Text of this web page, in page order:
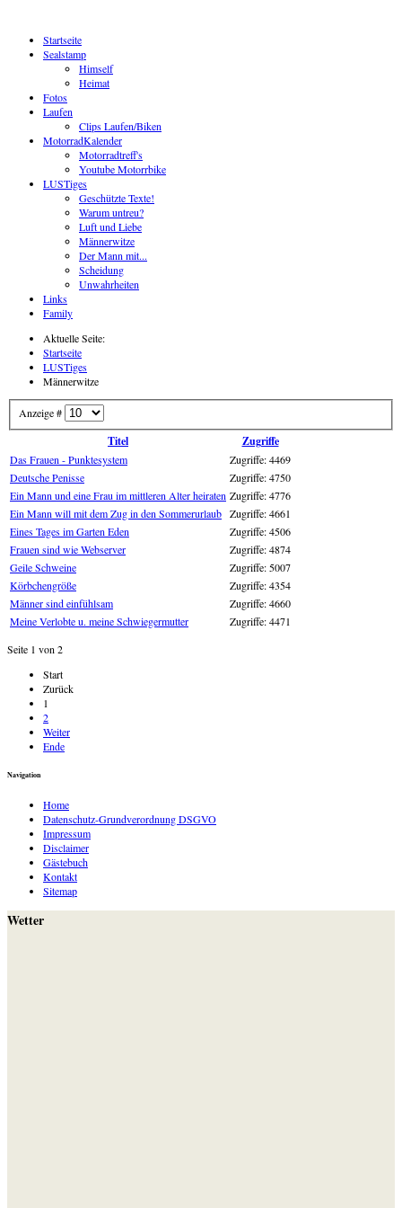
Startseite
Sealstamp
Himself
Heimat
Fotos
Laufen
Clips Laufen/Biken
MotorradKalender
Motorradtreff's
Youtube Motorrbike
LUSTiges
Geschützte Texte!
Warum untreu?
Luft und Liebe
Männerwitze
Der Mann mit...
Scheidung
Unwahrheiten
Links
Family
Aktuelle Seite:
Startseite
LUSTiges
Männerwitze
Anzeige #
Titel Zugriffe
Das Frauen - Punktesystem
Zugriffe: 4469
Deutsche Penisse
Zugriffe: 4750
Ein Mann und eine Frau im mittleren Alter heiraten Zugriffe: 4776
Ein Mann will mit dem Zug in den Sommerurlaub Zugriffe: 4661
Eines Tages im Garten Eden
Zugriffe: 4506
Frauen sind wie Webserver
Zugriffe: 4874
Geile Schweine
Zugriffe: 5007
Körbchengröße
Zugriffe: 4354
Männer sind einfühlsam
Zugriffe: 4660
Meine Verlobte u. meine Schwiegermutter
Zugriffe: 4471
Seite 1 von 2
Start
Zurück
1
2
Weiter
Ende
Navigation
Home
Datenschutz-Grundverordnung DSGVO
Impressum
Disclaimer
Gästebuch
Kontakt
Sitemap
Wetter